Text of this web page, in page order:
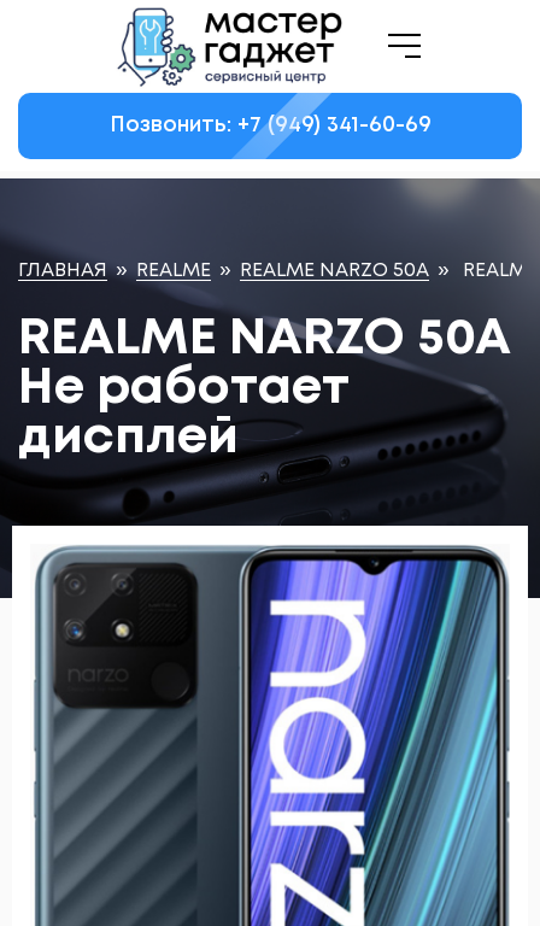
Позвонить: +7(949) 341-60-69
ГЛАВНАЯ » REALME » REALME NARZO 50A »
REALME NARZO 50A
Не работает
дисплей